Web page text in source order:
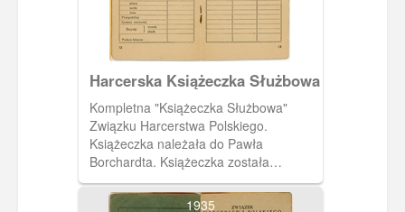
Harcerska Książeczka Służbowa
Kompletna "Książeczka Służbowa"
Związku Harcerstwa Polskiego.
Książeczka należała do Pawła
Borchardta. Książeczka została
wystawiona 19 czerwca 1937 roku
przez harcmistrza Alfa Liczmańskiego.
1935